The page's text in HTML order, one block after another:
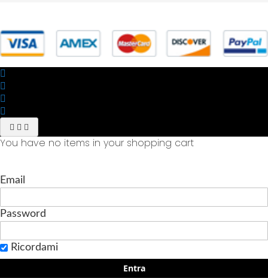
You have no items in your shopping cart
Email
Password
Ricordami
Entra